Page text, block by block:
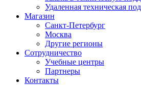
Удаленная техническая
Магазин
Санкт-Петербург
Москва
Другие регионы
Сотрудничество
Учебные центры
Партнеры
Контакты